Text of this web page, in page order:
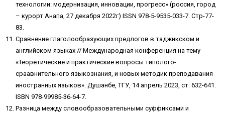
технологии: модернизация, инновации, прогресс» (россия, город
– курорт Анапа, 27 декабря 2022г) ISSN 978-5-9535-033-7. Стр-77-
83.
Сравнение глаголообразующих предлогов в таджикском и
английском языках // Международная конференция на тему
«Теоретические и практические вопросы типолого-
сраавнительного языкознания, и новых методик преподавания
иностранных языков». Душанбе, ТГУ, 14 апрель 2023, ст: 632-641.
ISBN 978-99985-36-64-7.
Разница между словообразовательными суффиксами и